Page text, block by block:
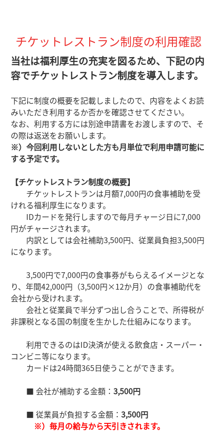
チケットレストラン制度の利用確認
当社は福利厚生の充実を図るため、下記の内
容でチケットレストラン制度を導入します。
下記に制度の概要を記載しましたので、内容をよくお読
みいただき利用するか否かを確認させてください。
なお、利用する方には別途申請書をお渡しますので、そ
の際は返送をお願いします。
※）今回利用しないとした方も月単位で利用申請可能に
する予定です。
【チケットレストラン制度の概要】
チケットレストランは月額7,000円の食事補助を受
けれる福利厚生になります。
IDカードを発行しますので毎月チャージ日に7,000
円がチャージされます。
内訳としては会社補助3,500円、従業員負担3,500円
になります。
3,500円で7,000円の食事券がもらえるイメージとな
り、年間42,000円（3,500円×12か月）の食事補助代を
会社から受けれます。
会社と従業員で半分ずつ出し合うことで、所得税が
非課税となる国の制度を生かした仕組みになります。
利用できるのはID決済が使える飲食店・スーパー・
コンビニ等になります。
カードは24時間365日使うことができます。
■ 会社が補助する金額：3,500円
■ 従業員が負担する金額：3,500円
※）毎月の給与から天引きされます。